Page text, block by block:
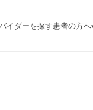
イダーを探す患者の方へ